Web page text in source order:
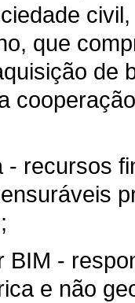
que
de
- recursos
BIM -
e não